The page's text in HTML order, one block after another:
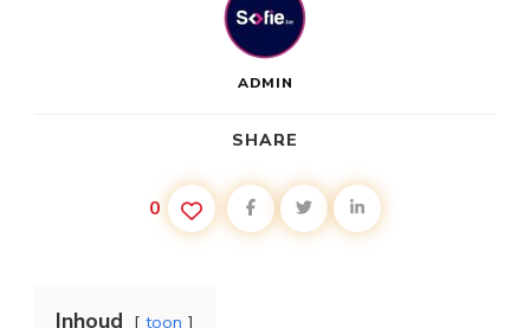
ADMIN
SHARE
0
Inhoud toon